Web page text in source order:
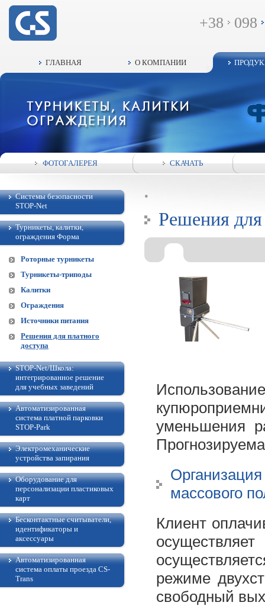
+38 098
ГЛАВНАЯ О КОМПАНИИ
ФОТОГАЛЕРЕЯ СКАЧАТЬ
Системы безопасности
STOP-Net
Турникеты, калитки,
ограждения Форма
Роторные турникеты
Турникеты-триподы
Калитки
Ограждения
Источники питания
Решения для платного
доступа
STOP-Net/Школа:
интегрированное решение
для учебных заведений
Автоматизированная
система платной парковки
STOP-Park
Электромеханические
устройства запирания
Оборудование для
персонализации пластиковых
карт
Бесконтактные считыватели,
идентификаторы и
аксессуары
Автоматизированная
система оплаты проезда CS-
Trans
•
Решения для
уменьшения
массового
Клиент
режиме
свободный